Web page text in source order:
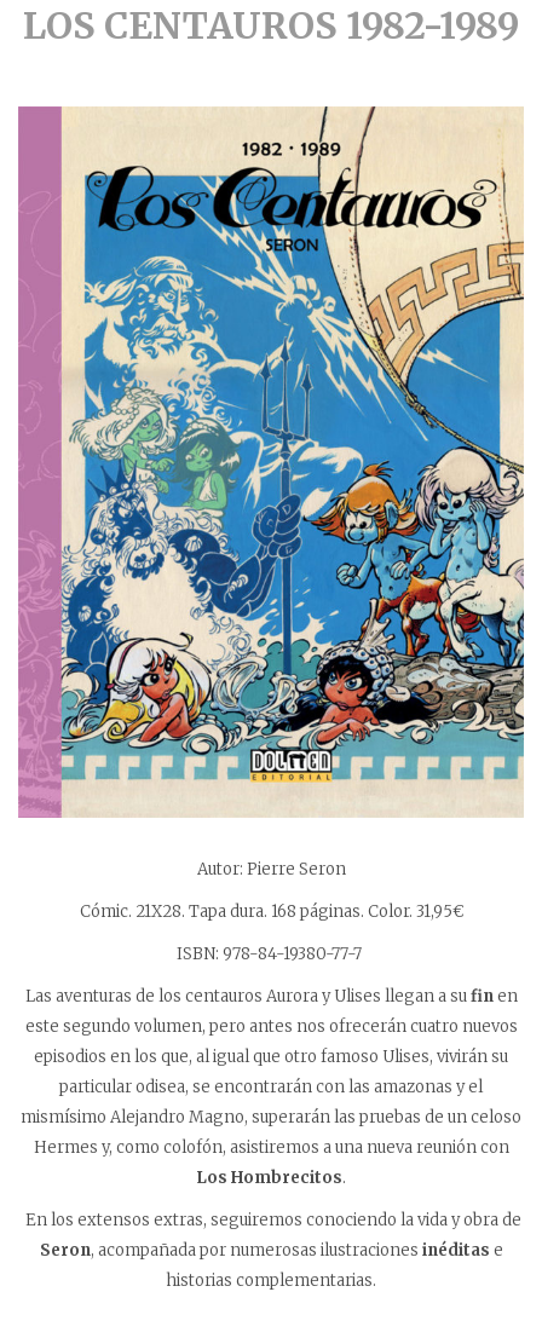
LOS CENTAUROS 1982-1989
Autor: Pierre Seron
Cómic. 21X28. Tapa dura. 168 páginas. Color. 31,95€
ISBN: 978-84-19380-77-7
Las aventuras de los centauros Aurora y Ulises llegan a sufinen
este segundo volumen, pero antes nos ofrecerán cuatro nuevos
episodios en los que, al igual que otro famoso Ulises, vivirán su
particular odisea, se encontrarán con las amazonas y el
mismísimo Alejandro Magno, superarán las pruebas de un celoso
Hermes y, como colofón, asistiremos a una nueva reunión con
Los Hombrecitos.
En los extensos extras, seguiremos conociendo la vida y obra de
Seron, acompañada por numerosas ilustraciones inéditas e
historias complementarias.